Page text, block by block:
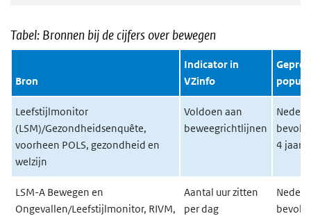
Tabel: Bronnen bij de cijfers over bewegen
Bron
Indicator in
VZinfo
Leefstijlmonitor
(LSM)/Gezondheidsenquête,
voorheen POLS, gezondheid en
welzijn
Voldoen aan
beweegrichtlijnen
4 jaar
LSM-A Bewegen en
Ongevallen/Leefstijlmonitor, RIVM,
Aantal uur zitten
per dag